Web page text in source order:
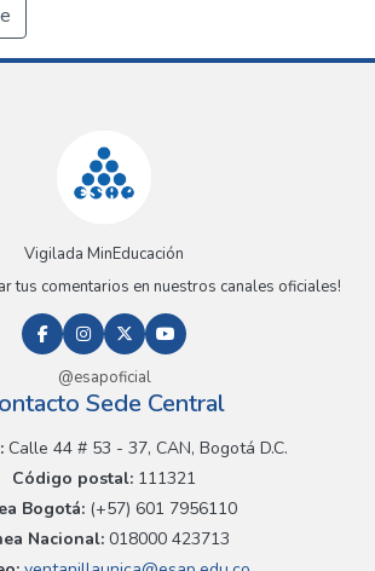
Vigilada MinEducación
tus comentarios en nuestros canales oficiales!
@esapoficial
Sede Central
Calle 44 # 53 - 37, CAN, Bogotá D.C.
Código postal: 111321
Bogotá:(+57) 601 7956110
Nacional: 018000 423713